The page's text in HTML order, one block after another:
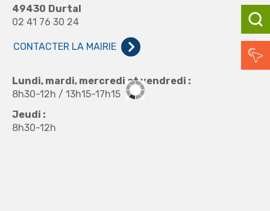
49430 Durtal
02 41 76 30 24
CONTACTER LA MAIRIE
Lundi, mardi, mercredi et vendredi :
8h30-12h / 13h15-17h15
Jeudi :
8h30-12h